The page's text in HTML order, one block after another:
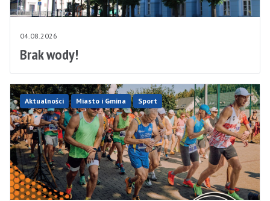
04.08.2026
Brak wody!
Aktualności Miasto i Gmina Sport